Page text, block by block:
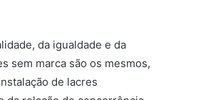
da igualdade e da
sem marca são os mesmos,
de lacres